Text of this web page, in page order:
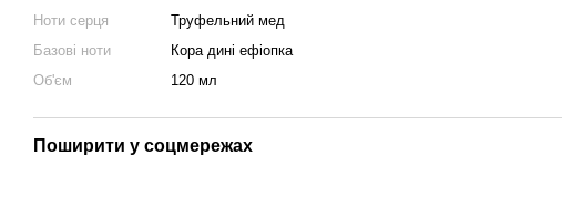
Ноти серця
Труфельний мед
Базові ноти
Кора дині ефіопка
Об'єм
120 мл
Поширити у соцмережах